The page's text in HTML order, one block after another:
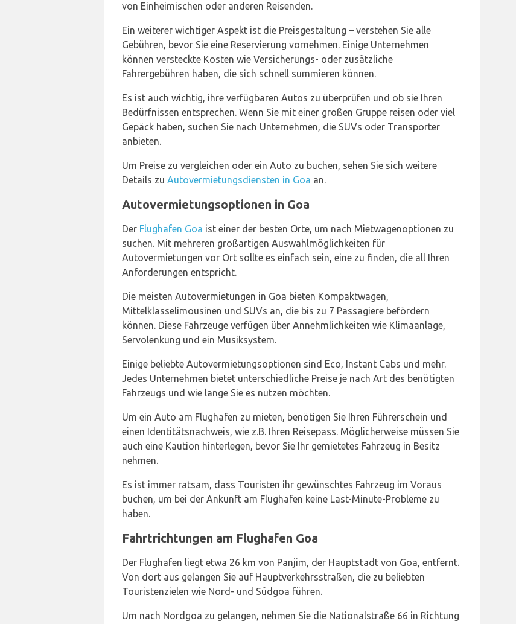
von Einheimischen oder anderen Reisenden.
Ein weiterer wichtiger Aspekt ist die Preisgestaltung – verstehen Sie alle
Gebühren, bevor Sie eine Reservierung vornehmen. Einige Unternehmen
können versteckte Kosten wie Versicherungs- oder zusätzliche
Fahrergebühren haben, die sich schnell summieren können.
Es ist auch wichtig, ihre verfügbaren Autos zu überprüfen und ob sie Ihren
Bedürfnissen entsprechen. Wenn Sie mit einer großen Gruppe reisen oder viel
Gepäck haben, suchen Sie nach Unternehmen, die SUVs oder Transporter
anbieten.
Um Preise zu vergleichen oder ein Auto zu buchen, sehen Sie sich weitere
Details zu Autovermietungsdiensten in Goa an.
Autovermietungsoptionen in Goa
Der Flughafen Goa ist einer der besten Orte, um nach Mietwagenoptionen zu
suchen. Mit mehreren großartigen Auswahlmöglichkeiten für
Autovermietungen vor Ort sollte es einfach sein, eine zu finden, die all Ihren
Anforderungen entspricht.
Die meisten Autovermietungen in Goa bieten Kompaktwagen,
Mittelklasselimousinen und SUVs an, die bis zu 7 Passagiere befördern
können. Diese Fahrzeuge verfügen über Annehmlichkeiten wie Klimaanlage,
Servolenkung und ein Musiksystem.
Einige beliebte Autovermietungsoptionen sind Eco, Instant Cabs und mehr.
Jedes Unternehmen bietet unterschiedliche Preise je nach Art des benötigten
Fahrzeugs und wie lange Sie es nutzen möchten.
Um ein Auto am Flughafen zu mieten, benötigen Sie Ihren Führerschein und
einen Identitätsnachweis, wie z.B. Ihren Reisepass. Möglicherweise müssen Sie
auch eine Kaution hinterlegen, bevor Sie Ihr gemietetes Fahrzeug in Besitz
nehmen.
Es ist immer ratsam, dass Touristen ihr gewünschtes Fahrzeug im Voraus
buchen, um bei der Ankunft am Flughafen keine Last-Minute-Probleme zu
haben.
Fahrtrichtungen am Flughafen Goa
Der Flughafen liegt etwa 26 km von Panjim, der Hauptstadt von Goa, entfernt.
Von dort aus gelangen Sie auf Hauptverkehrsstraßen, die zu beliebten
Touristenzielen wie Nord- und Südgoa führen.
Um nach Nordgoa zu gelangen, nehmen Sie die Nationalstraße 66 in Richtung